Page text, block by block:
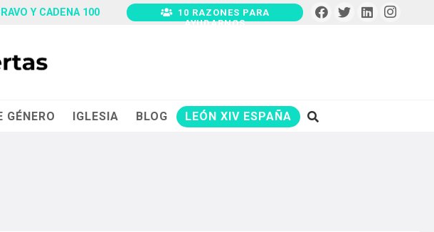
Y CADENA 100
10 RAZONES PARA
AYUDARNOS
GÉNERO IGLESIA BLOG LEÓN XIV ESPAÑA